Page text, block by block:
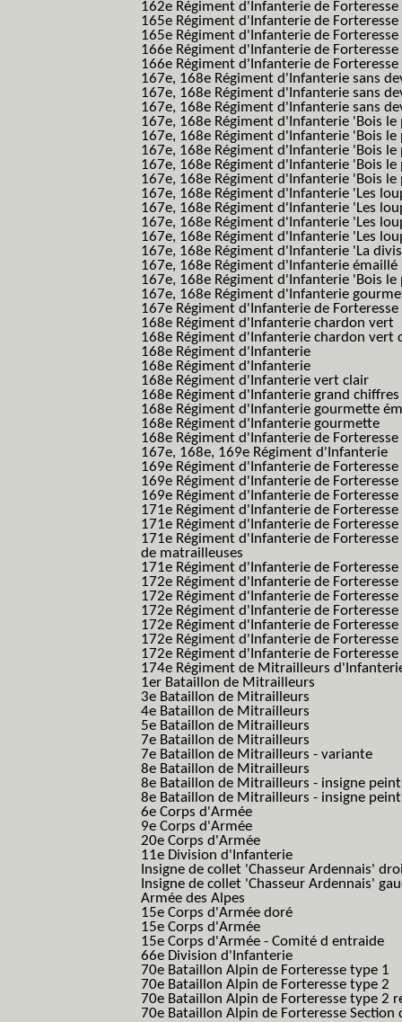
162e Régiment d'Infanterie de
165e Régiment d'Infanterie de Forteresse
165e Régiment d'Infanterie de Forteresse
166e Régiment d'Infanterie de Forteresse
166e Régiment d'Infanterie de Forteresse
167e, 168e Régiment d'Infanterie sans
167e, 168e Régiment d'Infanterie sans
167e, 168e Régiment d'Infanterie sans
167e, 168e Régiment d'Infanterie 'Bois
167e, 168e Régiment d'Infanterie 'Bois
167e, 168e Régiment d'Infanterie 'Bois
167e, 168e Régiment d'Infanterie 'Bois
167e, 168e Régiment d'Infanterie 'Bois
167e, 168e Régiment d'Infanterie 'Les
167e, 168e Régiment d'Infanterie 'Les
167e, 168e Régiment d'Infanterie 'Les
167e, 168e Régiment d'Infanterie 'Les
167e, 168e Régiment d'Infanterie 'La
167e, 168e Régiment d'Infanterie émaillé
167e, 168e Régiment d'Infanterie 'Bois
167e, 168e Régiment d'Infanterie
167e Régiment d'Infanterie de
168e Régiment d'Infanterie chardon vert
168e Régiment d'Infanterie chardon vert
168e Régiment d'Infanterie
168e Régiment d'Infanterie
168e Régiment d'Infanterie vert clair
168e Régiment d'Infanterie grand chiffres
168e Régiment d'Infanterie gourmette
168e Régiment d'Infanterie gourmette
168e Régiment d'Infanterie de Forteresse
167e, 168e, 169e Régiment d'Infanterie
169e Régiment d'Infanterie de Forteresse
169e Régiment d'Infanterie de
169e Régiment d'Infanterie de
171e Régiment d'Infanterie de Forteresse
171e Régiment d'Infanterie de
171e Régiment d'Infanterie de
de matrailleuses
171e Régiment d'Infanterie de
172e Régiment d'Infanterie de Forteresse
172e Régiment d'Infanterie de Forteresse
172e Régiment d'Infanterie de
172e Régiment d'Infanterie de
172e Régiment d'Infanterie de
172e Régiment d'Infanterie de
174e Régiment de Mitrailleurs
1er Bataillon de Mitrailleurs
3e Bataillon de Mitrailleurs
4e Bataillon de Mitrailleurs
5e Bataillon de Mitrailleurs
7e Bataillon de Mitrailleurs
7e Bataillon de Mitrailleurs - variante
8e Bataillon de Mitrailleurs
8e Bataillon de Mitrailleurs - insigne peint
8e Bataillon de Mitrailleurs - insigne
6e Corps d'Armée
9e Corps d'Armée
20e Corps d'Armée
11e Division d'Infanterie
Insigne de collet 'Chasseur Ardennais'
Insigne de collet 'Chasseur Ardennais'
Armée des Alpes
15e Corps d'Armée doré
15e Corps d'Armée
15e Corps d'Armée - Comité d entraide
66e Division d'Infanterie
70e Bataillon Alpin de Forteresse type 1
70e Bataillon Alpin de Forteresse type 2
70e Bataillon Alpin de Forteresse type 2
70e Bataillon Alpin de Forteresse